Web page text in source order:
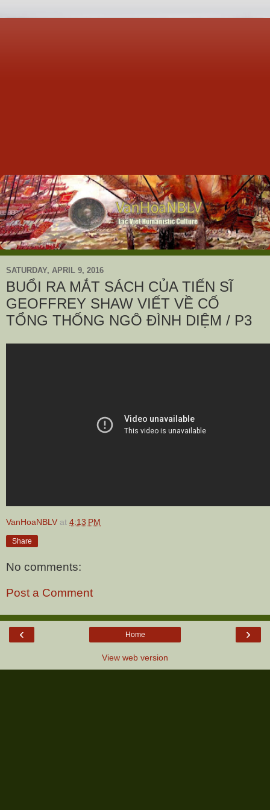
SATURDAY, APRIL 9, 2016
BUỔI RA MẮT SÁCH CỦA TIẾN SĨ
GEOFFREY SHAW VIẾT VỀ CỐ
TỔNG THỐNG NGÔ ĐÌNH DIỆM / P3
VanHoaNBLV at 4:13 PM
Share
No comments:
Post a Comment
‹ ›
Home
View web version